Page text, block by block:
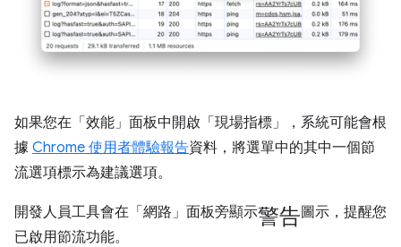
如果您在「效能」 面板中開啟「現場指標」
，系統可能會根
據 Chrome 使用者體驗報告資料，將選單中的其中一個節
流選項標示為建議選項。
開發人員工具會在「網路」 面板旁顯示警告圖示，提醒您
已啟用節流功能。